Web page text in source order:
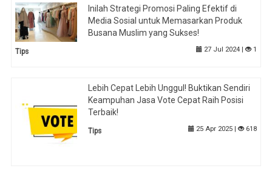
Inilah Strategi Promosi Paling Efektif di
Media Sosial untuk Memasarkan Produk
Busana Muslim yang Sukses!
Tips 27 Jul 2024 | 1
Lebih Cepat Lebih Unggul! Buktikan Sendiri
Keampuhan Jasa Vote Cepat Raih Posisi
Terbaik!
Tips 25 Apr 2025 | 618